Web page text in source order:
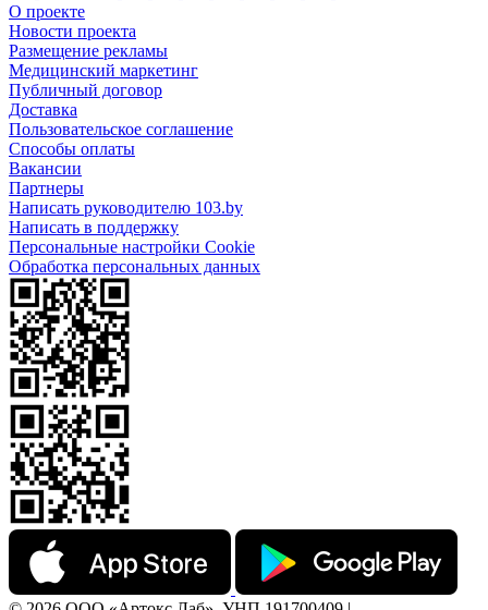
О проекте
Новости проекта
Размещение рекламы
Медицинский маркетинг
Публичный договор
Доставка
Пользовательское соглашение
Способы оплаты
Вакансии
Партнеры
Написать руководителю 103.by
Написать в поддержку
Персональные настройки Cookie
Обработка персональных данных